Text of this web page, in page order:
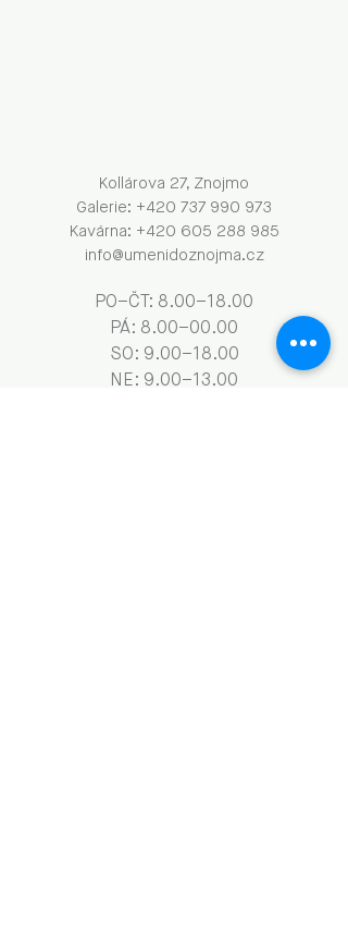
Kollárova 27, Znojmo
Galerie: +420 737 990 973
Kavárna: +420 605 288 985
info@umenidoznojma.cz
PO–ČT: 8.00–18.00
​​​PÁ: 8.00–00.00
SO: 9.00–18.00
NE: 9.00–13.00